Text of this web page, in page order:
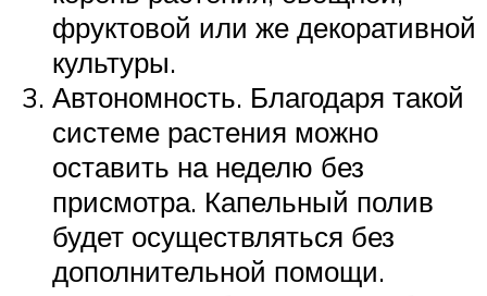
фруктовой или же декоративной
культуры.
Автономность. Благодаря такой
системе растения можно
оставить на неделю без
присмотра. Капельный полив
будет осуществляться без
дополнительной помощи.